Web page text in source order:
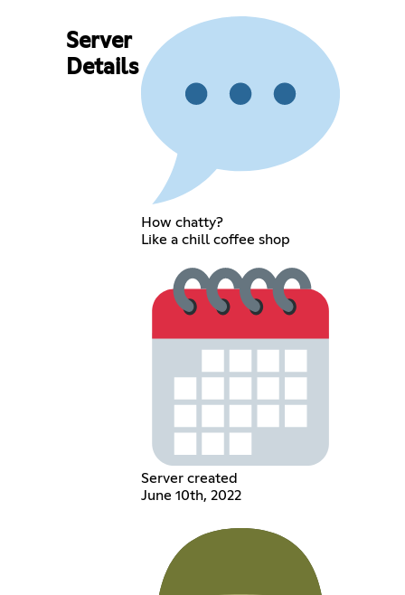
Server
Details
How chatty?
Like a chill coffee shop
Server created
June 10th, 2022